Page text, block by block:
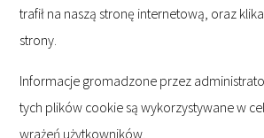
trafił na naszą stronę internetową, oraz
strony.
Informacje gromadzone przez
tych plików cookie są wykorzystywane w
wrażeń użytkowników.